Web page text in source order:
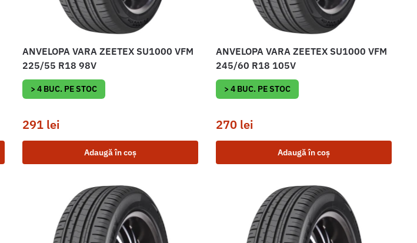
ANVELOPA VARA ZEETEX SU1000 VFM
225/55 R18 98V
> 4 BUC. PE STOC
291 lei
Adaugă în coș
ANVELOPA VARA ZEETEX SU1000 VFM
245/60 R18 105V
> 4 BUC. PE STOC
270 lei
Adaugă în coș